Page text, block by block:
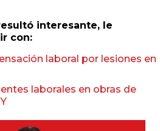
interesante, le
con:
laboral por lesiones en
laborales en obras de